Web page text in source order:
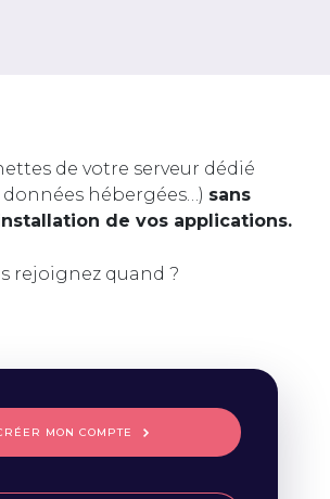
de votre serveur dédié
hébergées…) sans
de vos applications.
rejoignez quand ?
MON COMPTE